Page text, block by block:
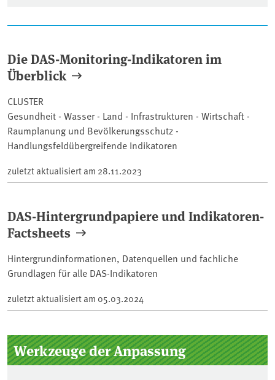
Artikel
Die DAS-Monitoring-Indikatoren im
Überblick
CLUSTER
Gesundheit - Wasser - Land - Infrastrukturen - Wirtschaft -
Raumplanung und Bevölkerungsschutz -
Handlungsfeldübergreifende Indikatoren
zuletzt aktualisiert am 28.11.2023
DAS-Hintergrundpapiere und Indikatoren-
Factsheets
Hintergrundinformationen, Datenquellen und fachliche
Grundlagen für alle DAS-Indikatoren
zuletzt aktualisiert am 05.03.2024
Seitenleiste
Werkzeuge der Anpassung